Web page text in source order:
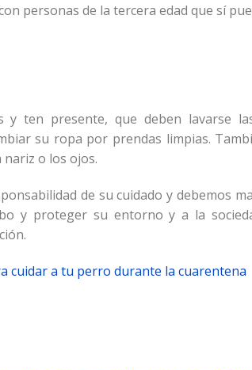
personas de la tercera edad que sí
y ten presente, que deben lavarse
su ropa por prendas limpias.
nariz o los ojos.
de su cuidado y debemos
y proteger su entorno y a la
cuidar a tu perro durante la cuarentena